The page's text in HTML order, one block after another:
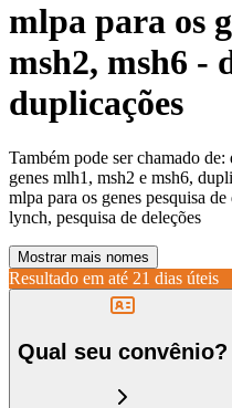
mlpa para os
msh2, msh6 -
duplicações
Também pode ser chamado de:
genes mlh1, msh2 e msh6,
mlpa para os genes pesquisa
lynch, pesquisa de deleções
Mostrar mais nomes
Resultado em até 21 dias úteis
Qual seu convênio?